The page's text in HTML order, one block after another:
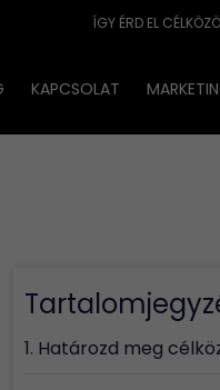
ÍGY ÉRD EL
KAPCSOLAT
1. Határozd meg